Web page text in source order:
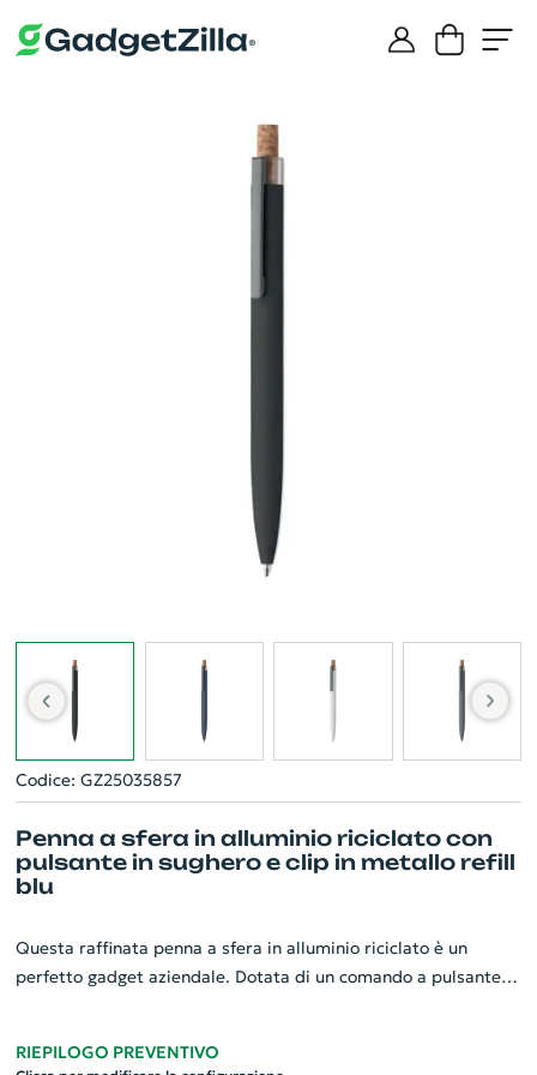
Codice: GZ25035857
Penna a sfera in alluminio riciclato con
pulsante in sughero e clip in metallo refill
blu
Questa raffinata penna a sfera in alluminio riciclato è un
perfetto gadget aziendale. Dotata di un comando a pulsante
permette di tenerla sempre con sé. Caratterizzata da un
RIEPILOGO PREVENTIVO